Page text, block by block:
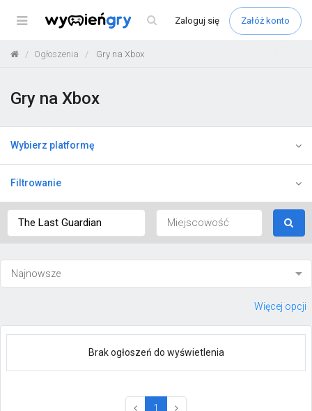
Menu Zaloguj się Załóż konto
Ogłoszenia Gry na Xbox
Gry na Xbox
Wybierz platformę
Filtrowanie
Więcej opcji
Brak ogłoszeń do wyświetlenia
1 (current)